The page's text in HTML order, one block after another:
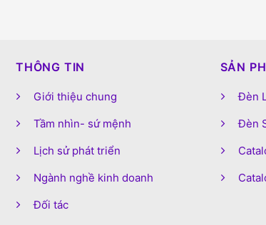
THÔNG TIN
Giới thiệu chung
Tầm nhìn- sứ mệnh
Lịch sử phát triển
Ngành nghề kinh doanh
Đối tác
SẢN
Đèn
Đèn